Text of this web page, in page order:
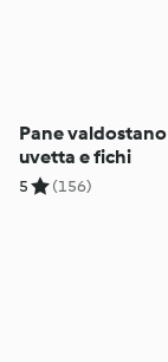
Pane
uvetta e fichi
5 (156)